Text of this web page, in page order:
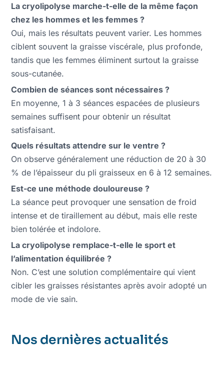
La cryolipolyse marche-t-elle de la même façon
chez les hommes et les femmes ?
Oui, mais les résultats peuvent varier. Les hommes
ciblent souvent la graisse viscérale, plus profonde,
tandis que les femmes éliminent surtout la graisse
sous-cutanée.
Combien de séances sont nécessaires ?
En moyenne, 1 à 3 séances espacées de plusieurs
semaines suffisent pour obtenir un résultat
satisfaisant.
Quels résultats attendre sur le ventre ?
On observe généralement une réduction de 20 à 30
% de l’épaisseur du pli graisseux en 6 à 12 semaines.
Est-ce une méthode douloureuse ?
La séance peut provoquer une sensation de froid
intense et de tiraillement au début, mais elle reste
bien tolérée et indolore.
La cryolipolyse remplace-t-elle le sport et
l’alimentation équilibrée ?
Non. C’est une solution complémentaire qui vient
cibler les graisses résistantes après avoir adopté un
mode de vie sain.
Nos dernières actualités